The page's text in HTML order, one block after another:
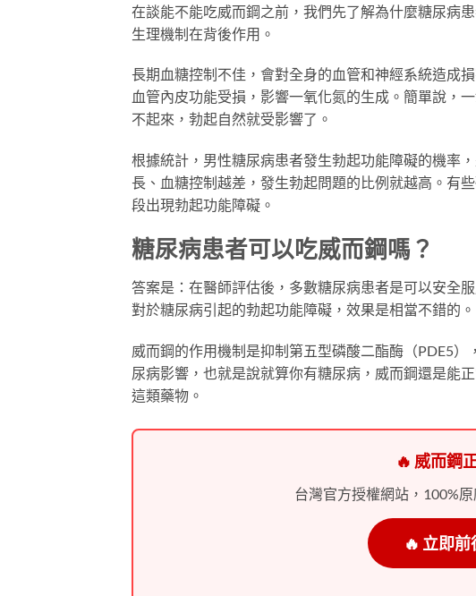
在談能不能吃威而鋼之前，我們先了解為什麼糖尿病
生理機制在背後作用。
長期血糖控制不佳，會對全身的血管和神經系統造成
血管內皮功能受損，影響一氧化氮的生成。簡單說，
不起來，勃起自然就受影響了。
根據統計，男性糖尿病患者發生勃起功能障礙的機率
長、血糖控制越差，發生勃起問題的比例就越高。有
段出現勃起功能障礙。
糖尿病患者可以吃威而鋼嗎？
答案是：在醫師評估後，多數糖尿病患者是可以安全
對於糖尿病引起的勃起功能障礙，效果是相當不錯的。
威而鋼的作用機制是抑制第五型磷酸二酯酶（PDE5
尿病影響，也就是說就算你有糖尿病，威而鋼還是能
這類藥物。
🔥 威而鋼
台灣官方授權網站，100%
🔥 立即